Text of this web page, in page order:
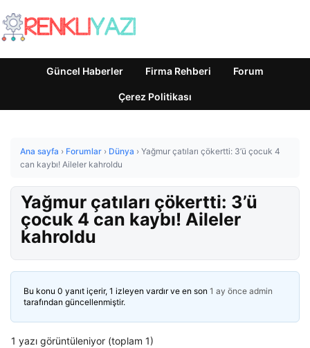
Güncel Haberler Firma Rehberi Forum
Çerez Politikası
Ana sayfa › Forumlar › Dünya › Yağmur çatıları çökertti: 3’ü çocuk 4
can kaybı! Aileler kahroldu
Yağmur çatıları çökertti: 3’ü
çocuk 4 can kaybı! Aileler
kahroldu
Bu konu 0 yanıt içerir, 1 izleyen vardır ve en son 1 ay önce admin
tarafından güncellenmiştir.
1 yazı görüntüleniyor (toplam 1)